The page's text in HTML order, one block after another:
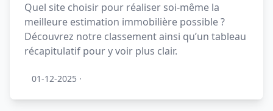
Quel site choisir pour réaliser soi-même la
meilleure estimation immobilière possible ?
Découvrez notre classement ainsi qu’un tableau
récapitulatif pour y voir plus clair.
01-12-2025 ·